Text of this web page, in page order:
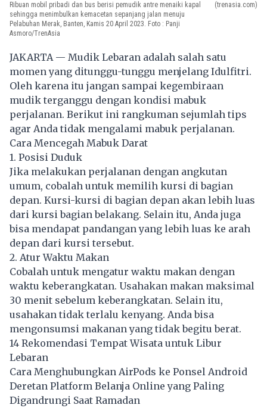
Ribuan mobil pribadi dan bus berisi pemudik antre menaiki kapal
sehingga menimbulkan kemacetan sepanjang jalan menuju
Pelabuhan Merak, Banten, Kamis 20 April 2023. Foto : Panji
Asmoro/TrenAsia
(trenasia.com)
JAKARTA — Mudik Lebaran adalah salah satu
momen yang ditunggu-tunggu menjelang Idulfitri.
Oleh karena itu jangan sampai kegembiraan
mudik terganggu dengan kondisi mabuk
perjalanan. Berikut ini rangkuman sejumlah tips
agar Anda tidak mengalami mabuk perjalanan.
Cara Mencegah Mabuk Darat
1. Posisi Duduk
Jika melakukan perjalanan dengan angkutan
umum, cobalah untuk memilih kursi di bagian
depan. Kursi-kursi di bagian depan akan lebih luas
dari kursi bagian belakang. Selain itu, Anda juga
bisa mendapat pandangan yang lebih luas ke arah
depan dari kursi tersebut.
2. Atur Waktu Makan
Cobalah untuk mengatur waktu makan dengan
waktu keberangkatan. Usahakan makan maksimal
30 menit sebelum keberangkatan. Selain itu,
usahakan tidak terlalu kenyang. Anda bisa
mengonsumsi makanan yang tidak begitu berat.
14 Rekomendasi Tempat Wisata untuk Libur
Lebaran
Cara Menghubungkan AirPods ke Ponsel Android
Deretan Platform Belanja Online yang Paling
Digandrungi Saat Ramadan